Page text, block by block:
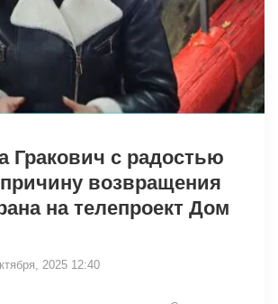
Гракович с радостью
возвращения
на телепроект Дом
2025 12:40